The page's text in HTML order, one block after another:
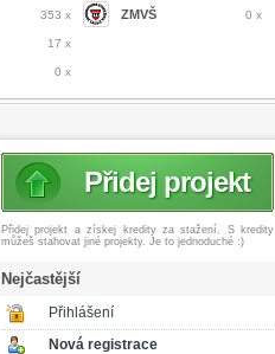
353 x
17 x
0 x
ZMVŠ 0 x
Přidej projekt
Přidej projekt a získej
kredity za stažení. S kredity
můžeš stahovat jiné projekty. Je to jednoduché :)
Nejčastější
Přihlášení
Nová registrace